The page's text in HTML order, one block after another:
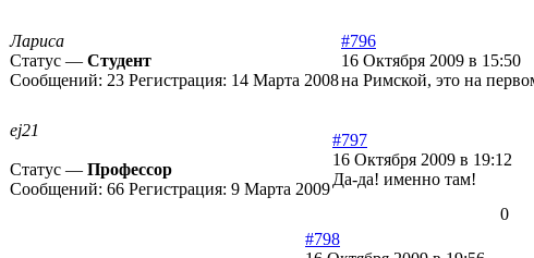
Лариса
Статус — Студент
Сообщений: 23 Регистрация: 14 Марта 2008
#796
16 Октября 2009 в 15:50
на Римской, это на
ej21
Статус — Профессор
Сообщений: 66 Регистрация: 9 Марта 2009
#797
16 Октября 2009 в 19:12
Да-да! именно там!
0
#798